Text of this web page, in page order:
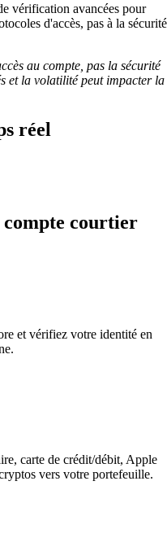
vérification avancées pour
d'accès, pas à la sécurité
au compte, pas la sécurité
et la volatilité peut impacter la
réel
courtier
et vérifiez votre identité en
carte de crédit/débit, Apple
vers votre portefeuille.